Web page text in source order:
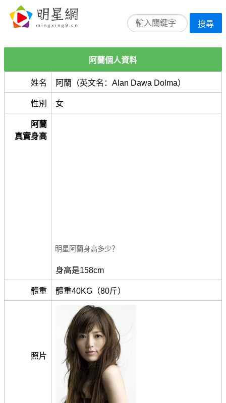
搜尋
阿蘭個人資料
姓名 阿蘭（英文名：Alan Dawa Dolma）
性別 女
阿蘭
真實身高
明星阿蘭身高多少？
身高是158cm
體重 體重40KG（80斤）
照片